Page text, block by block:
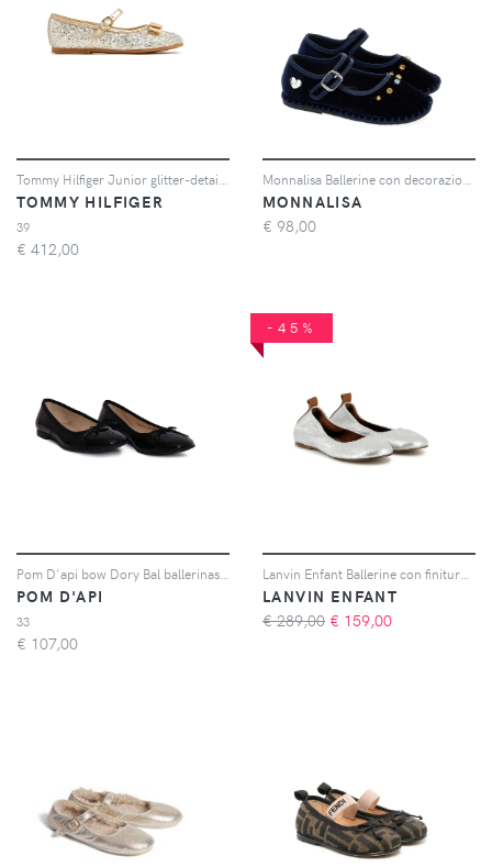
TOMMY HILFIGER
39
€ 412,00
MONNALISA
€ 98,00
POM D'API
33
€ 107,00
-45%
LANVIN ENFANT
€ 289,00 € 159,00